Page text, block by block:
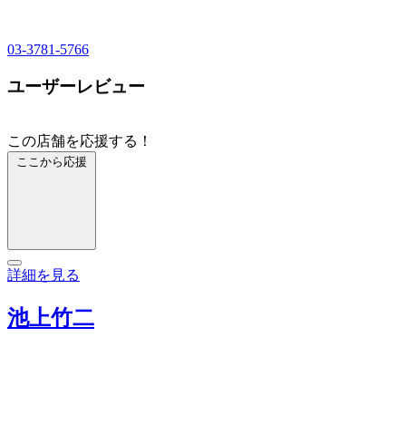
03-3781-5766
ユーザーレビュー
この店舗を応援する！
ここから応援
詳細を見る
池上竹二